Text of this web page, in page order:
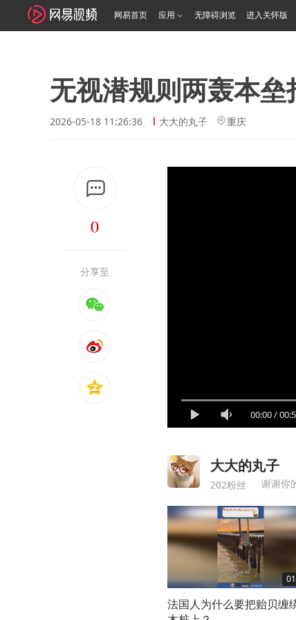
网易首页 应用 无障碍浏览 进入关怀版
无视潜规则两轰本
2026-05-18 11:26:36 大大的丸子 重庆
0
分享至
00:00/
大大的丸子
202粉丝 谢谢你
法国人为什么要把贻贝缠